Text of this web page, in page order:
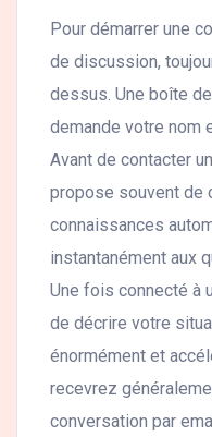
Pour démarrer une
de discussion,
dessus. Une boîte
demande votre nom
Avant de contacter
propose souvent de
connaissances
instantanément aux
Une fois connecté à
de décrire votre
énormément et
recevrez
conversation par